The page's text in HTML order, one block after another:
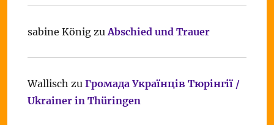
sabine KönigzuAbschied und Trauer
Wallisch zu Громада Українців Тюрінгії /
Ukrainer in Thüringen